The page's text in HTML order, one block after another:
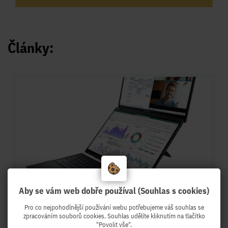
Články:
16.02.2024
Aby se vám web dobře používal (Souhlas s cookies)
Pro co nejpohodlnější používání webu potřebujeme váš souhlas se
zpracováním souborů cookies. Souhlas udělíte kliknutím na tlačítko
"Povolit vše".